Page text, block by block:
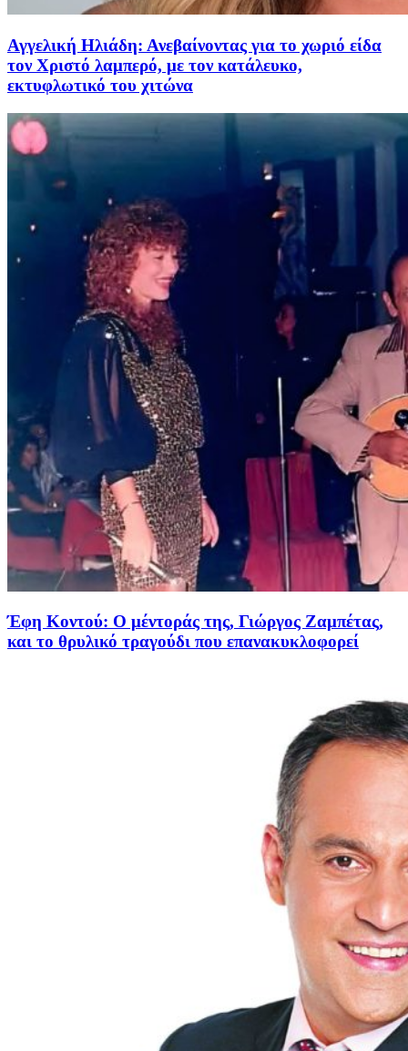
Αγγελική Ηλιάδη: Ανεβαίνοντας για το χωριό είδα
τον Χριστό λαμπερό, με τον κατάλευκο,
εκτυφλωτικό του χιτώνα
Έφη Κοντού: Ο μέντοράς της, Γιώργος Ζαμπέτας,
και το θρυλικό τραγούδι που επανακυκλοφορεί